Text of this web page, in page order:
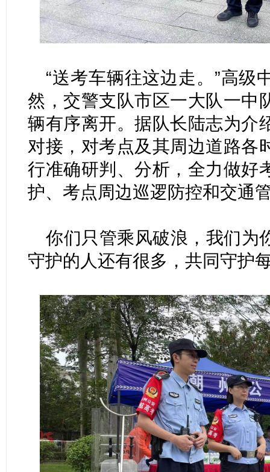
“送考车辆往这边走。”高级
然，交警支队市区一大队一中
辆有序离开。据队长陆志为介
对接，对考点及其周边道路各
行准确研判、分析，全力做好
护、考点周边巡逻防控和交通
你们只管乘风破浪，我们为
守护的人还有很多，共同守